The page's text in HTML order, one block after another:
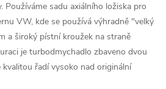
Používáme sadu axiálního ložiska pro
VW, kde se používá výhradně "velký
a široký pístní kroužek na straně
je turbodmychadlo zbaveno dvou
řadí vysoko nad originální